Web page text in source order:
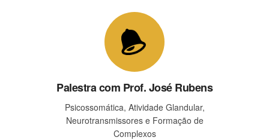
Palestra com Prof. José Rubens
Psicossomática, Atividade Glandular,
Neurotransmissores e Formação de
Complexos